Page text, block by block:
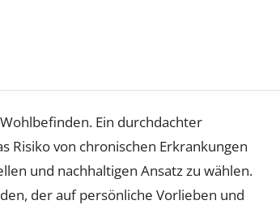
Ein durchdachter
Risiko von chronischen Erkrankungen
und nachhaltigen Ansatz zu wählen.
der auf persönliche Vorlieben und